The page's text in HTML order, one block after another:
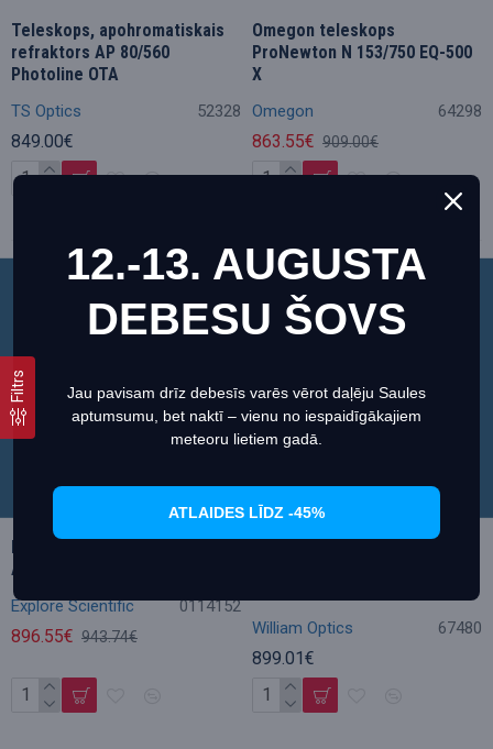
Šī vietne izmanto sīkfailus, lai nodrošinātu jums
vislabāko pieredzi mūsu vietnē.
Iestatiet Piekrītu
TS Optics 52328
Teleskops, apohromatiskais
refraktors AP 80/560
Photoline OTA
849.00€
Omegon 64298
Omegon teleskops
ProNewton N 153/750 EQ-500
X
863.55€ 909.00€
Akcija
Explore Scientific 0114152
Explore Scientific AR152 f/6.5
Air-Spaced Doublet OTA
896.55€ 943.74€ William Optics 67480
899.01€
Filtrs
12.-13. AUGUSTA
DEBESU ŠOVS
Jau pavisam drīz debesīs varēs vērot daļēju Saules
aptumsumu, bet naktī – vienu no iespaidīgākajiem
meteoru lietiem gadā.
ATLAIDES LĪDZ -45%